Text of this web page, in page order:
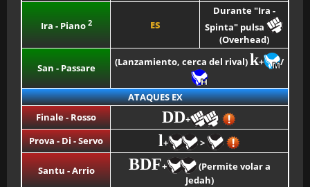
Ira - Piano 2 ES
Durante "Ira -
Spinta" pulsa
(Overhead)
San - Passare (Lanzamiento, cerca del rival)k+ /
ATAQUES EX
Finale - Rosso
DD+
Prova - Di - Servo
l+ >
Santu - Arrio BDF+
(Permite volar a
Jedah)